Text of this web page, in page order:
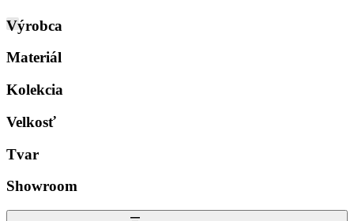
Výrobca
Materiál
Kolekcia
Velkosť
Tvar
Showroom